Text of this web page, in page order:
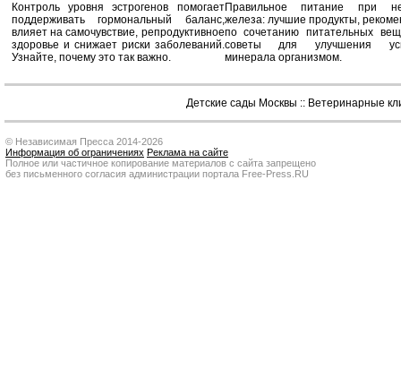
Контроль уровня эстрогенов помогает
поддерживать гормональный баланс,
влияет на самочувствие, репродуктивное
здоровье и снижает риски заболеваний.
Узнайте, почему это так важно.
Правильное питание при
железа: лучшие продукты,
по сочетанию питательных
советы для улучшения
минерала организмом.
Детские сады Москвы :: Ветеринарные
© Независимая Пресса 2014-2026
Информация об ограничениях Реклама на сайте
Полное или частичное копирование материалов с сайта запрещено
без письменного согласия администрации портала Free-Press.RU